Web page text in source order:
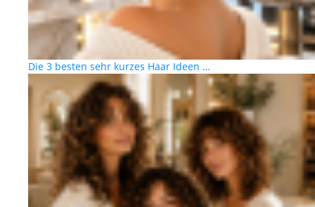
Die 3 besten sehr kurzes Haar Ideen …